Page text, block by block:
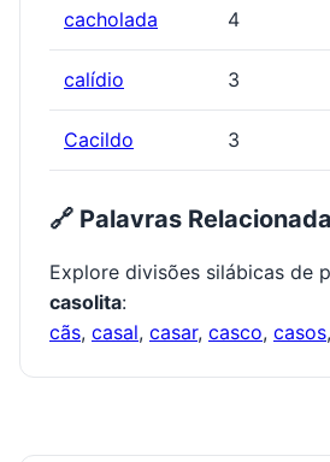
cacholada 4
calídio 3
Cacildo 3
🔗 Palavras
Explore divisões silábicas de
casolita:
cãs, casal, casar, casco, casos,